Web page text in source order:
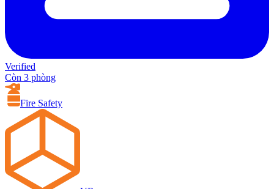
Verified
Còn 3 phòng
Fire Safety